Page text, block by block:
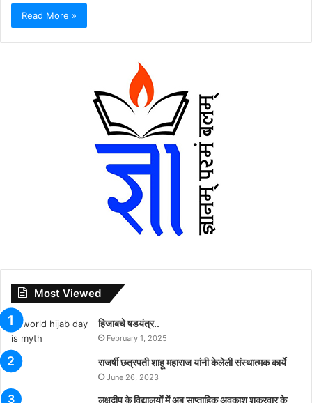
Read More »
Most Viewed
हिजाबचे षडयंत्र..
February 1, 2025
राजर्षी छत्रपती शाहू महाराज यांनी केलेली संस्थात्मक कार्ये
June 26, 2023
लक्षद्वीप के विद्यालयों में अब साप्ताहिक अवकाश शुक्रवार के